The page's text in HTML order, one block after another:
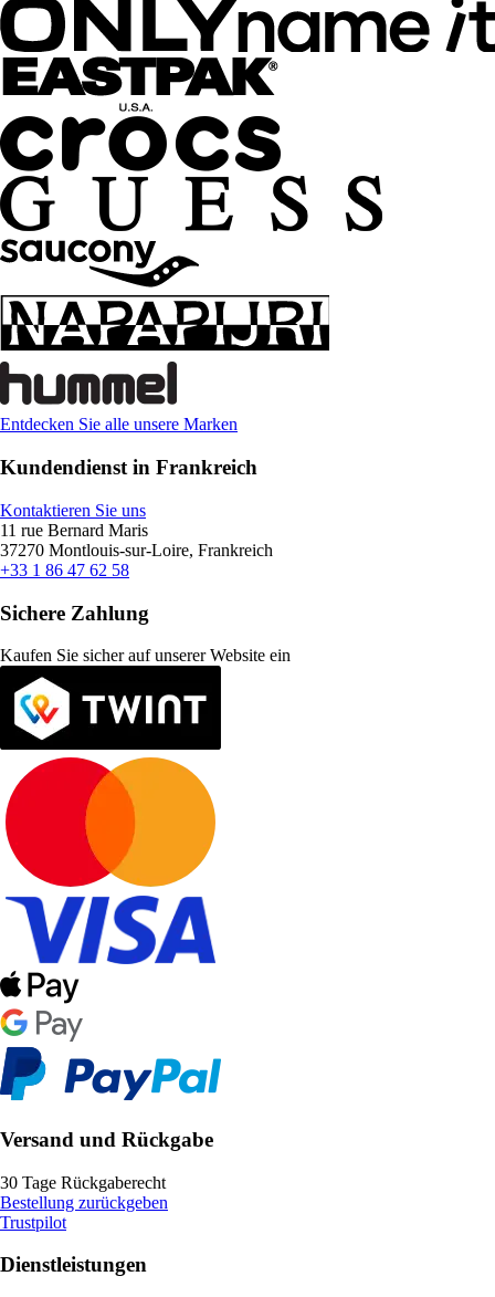
Entdecken Sie alle unsere Marken
Kundendienst in Frankreich
Kontaktieren Sie uns
11 rue Bernard Maris
37270 Montlouis-sur-Loire, Frankreich
+33 1 86 47 62 58
Sichere Zahlung
Kaufen Sie sicher auf unserer Website ein
Versand und Rückgabe
30 Tage Rückgaberecht
Bestellung zurückgeben
Trustpilot
Dienstleistungen